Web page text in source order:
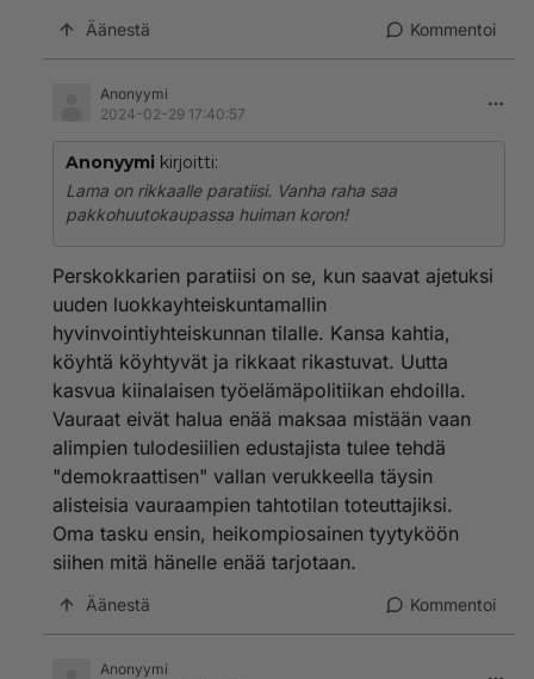
Äänestä Kommentoi
Anonyymi
2024-02-29 17:40:57
Anonyymi kirjoitti:
Lama on rikkaalle paratiisi. Vanha raha saa
pakkohuutokaupassa huiman koron!
Perskokkarien paratiisi on se, kun saavat ajetuksi
uuden luokkayhteiskuntamallin
hyvinvointiyhteiskunnan tilalle. Kansa kahtia,
köyhtä köyhtyvät ja rikkaat rikastuvat. Uutta
kasvua kiinalaisen työelämäpolitiikan ehdoilla.
Vauraat eivät halua enää maksaa mistään vaan
alimpien tulodesiilien edustajista tulee tehdä
"demokraattisen" vallan verukkeella täysin
alisteisia vauraampien tahtotilan toteuttajiksi.
Oma tasku ensin, heikompiosainen tyytyköön
siihen mitä hänelle enää tarjotaan.
Äänestä Kommentoi
Anonyymi